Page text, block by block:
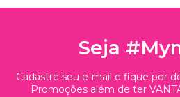
Seja
Cadastre seu e-mail e fique por
Promoções além de ter